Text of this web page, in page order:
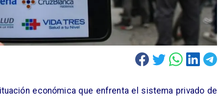
económica que enfrenta el sistema privado de